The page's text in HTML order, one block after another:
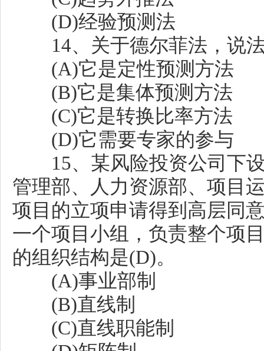
(D)经验预测法
14、关于德尔菲法，说法
(A)它是定性预测方法
(B)它是集体预测方法
(C)它是转换比率方法
(D)它需要专家的参与
15、某风险投资公司下设
管理部、人力资源部、项目
项目的立项申请得到高层同
一个项目小组，负责整个项
的组织结构是(D)。
(A)事业部制
(B)直线制
(C)直线职能制